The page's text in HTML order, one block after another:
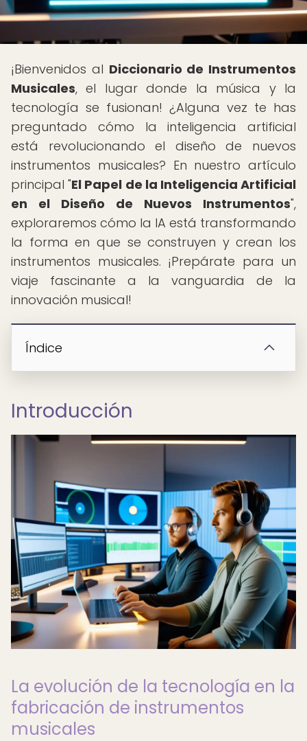
¡Bienvenidos al Diccionario de Instrumentos
Musicales, el lugar donde la música y la
tecnología se fusionan! ¿Alguna vez te has
preguntado cómo la inteligencia artificial
está revolucionando el diseño de nuevos
instrumentos musicales? En nuestro artículo
principal "El Papel de la Inteligencia Artificial
en el Diseño de Nuevos Instrumentos",
exploraremos cómo la IA está transformando
la forma en que se construyen y crean los
instrumentos musicales. ¡Prepárate para un
viaje fascinante a la vanguardia de la
innovación musical!
Índice
Introducción
La evolución de la tecnología en la
fabricación de instrumentos
musicales